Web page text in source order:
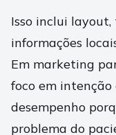
Isso inclui
informações
Em marketing
foco em
desempenho
problema do